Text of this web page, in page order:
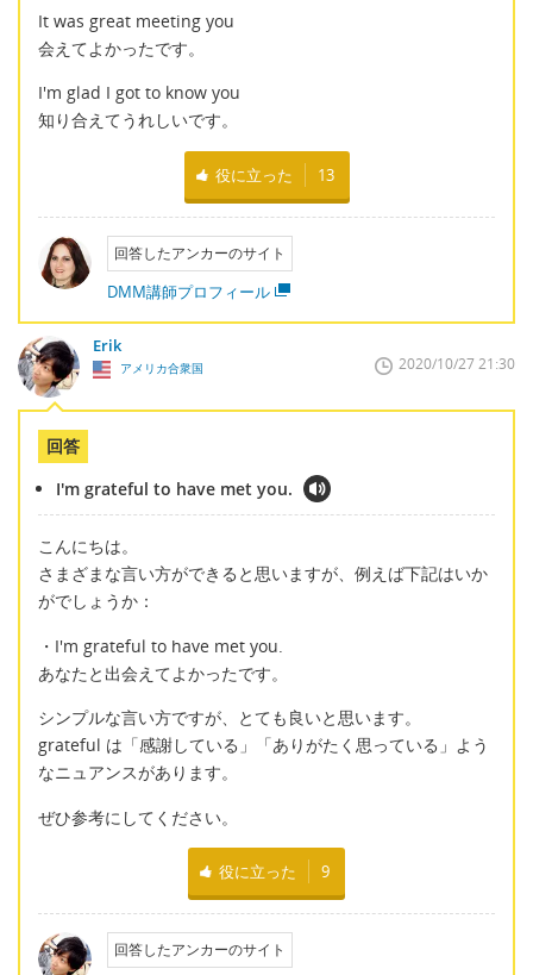
It was great meeting you
会えてよかったです。
I'm glad I got to know you
知り合えてうれしいです。
役に立った 13
回答したアンカーのサイト
DMM講師プロフィール
Erik
アメリカ合衆国 2020/10/27 21:30
回答
I'm grateful to have met you.
こんにちは。
さまざまな言い方ができると思いますが、例えば下記はいか
がでしょうか：
・I'm grateful to have met you.
あなたと出会えてよかったです。
シンプルな言い方ですが、とても良いと思います。
grateful は「感謝している」「ありがたく思っている」よう
なニュアンスがあります。
ぜひ参考にしてください。
役に立った 9
回答したアンカーのサイト